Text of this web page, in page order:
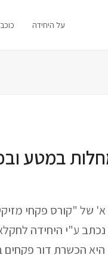
על היחידה
במטע
של "קורס פקחי
ע"י היחידה
הכשרת דור פקחים